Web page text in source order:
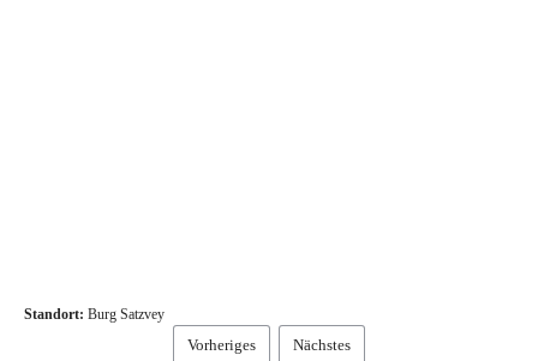
Standort: Burg Satzvey
Vorheriges Nächstes